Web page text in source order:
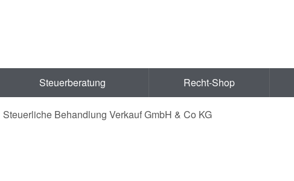
Steuerberatung Recht-Shop
Steuerliche Behandlung Verkauf GmbH & Co KG